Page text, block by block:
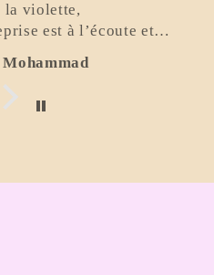
à l’écoute et